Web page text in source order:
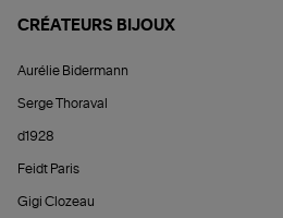
CRÉATEURS BIJOUX
Aurélie Bidermann
Serge Thoraval
d1928
Feidt Paris
Gigi Clozeau